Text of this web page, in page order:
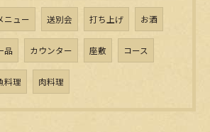
ニュー 送別会 打ち上げ お酒
品 カウンター 座敷 コース
料理 肉料理